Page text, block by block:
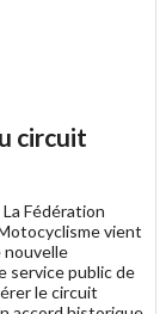
circuit
La Fédération
vient
nouvelle
service public de
le circuit